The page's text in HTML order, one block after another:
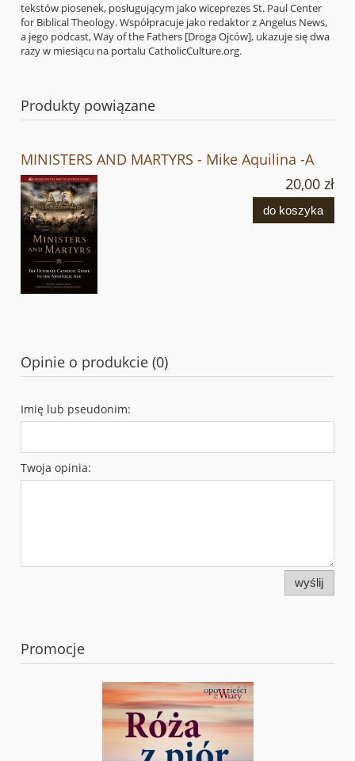
tekstów piosenek, posługującym jako wiceprezes St. Paul Center
for Biblical Theology. Współpracuje jako redaktor z Angelus News,
a jego podcast, Way of the Fathers [Droga Ojców], ukazuje się dwa
razy w miesiącu na portalu CatholicCulture.org.
Produkty powiązane
MINISTERS AND MARTYRS - Mike Aquilina -A
20,00 zł
do koszyka
Opinie o produkcie (0)
Imię lub pseudonim:
Twoja opinia:
wyślij
Promocje